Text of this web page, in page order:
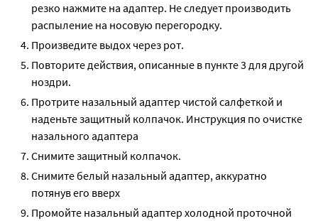
резко нажмите на адаптер. Не следует производить
распыление на носовую перегородку.
Произведите выдох через рот.
Повторите действия, описанные в пункте 3 для другой
ноздри.
Протрите назальный адаптер чистой салфеткой и
наденьте защитный колпачок. Инструкция по очистке
назального адаптера
Снимите защитный колпачок.
Снимите белый назальный адаптер, аккуратно
потянув его вверх
Промойте назальный адаптер холодной проточной